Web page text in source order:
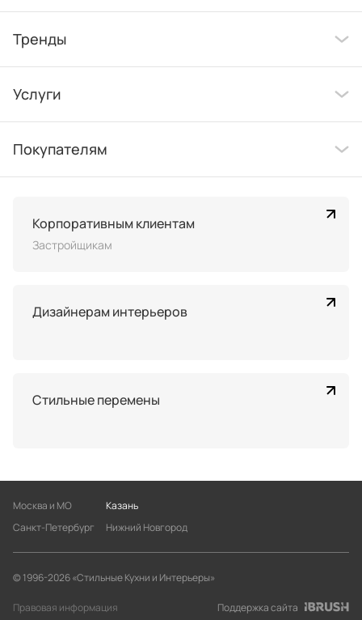
Тренды
Услуги
Покупателям
Корпоративным клиентам
Застройщикам
Дизайнерам интерьеров
Стильные перемены
Москва и МО
Санкт-Петербург
Казань
Нижний Новгород
© 1996-2026 «Стильные Кухни и Интерьеры»
Правовая информация Поддержка сайта